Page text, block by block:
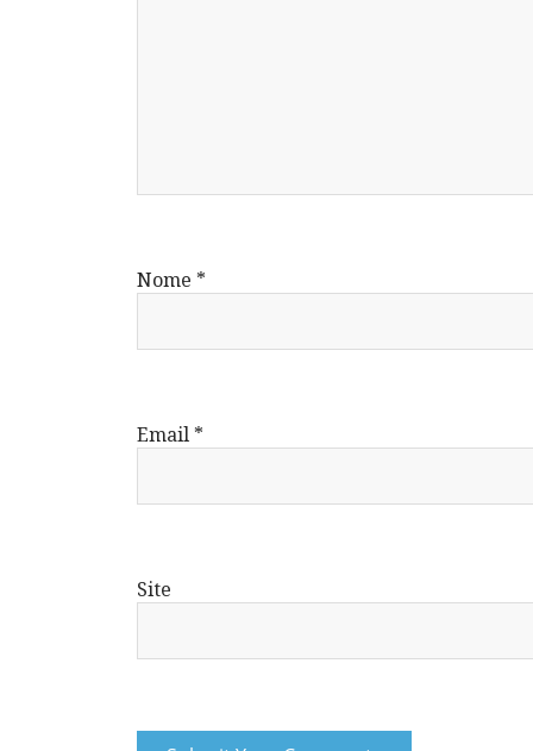
Nome *
Email *
Site